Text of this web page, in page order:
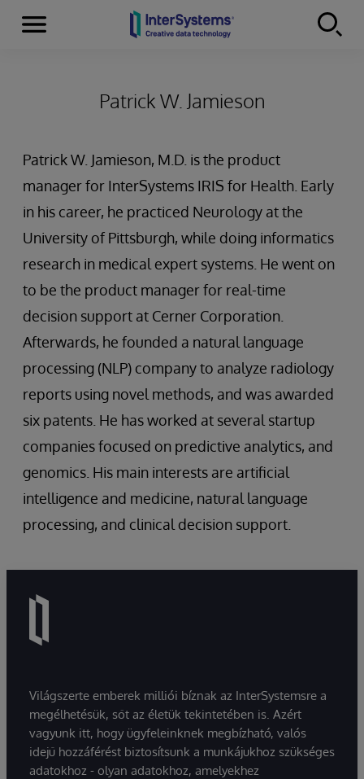
Skip to content
Menu
Patrick W. Jamieson
Patrick W. Jamieson, M.D. is the product
manager for InterSystems IRIS for Health. Early
in his career, he practiced Neurology at the
University of Pittsburgh, while doing informatics
research in medical expert systems. He went on
to be the product manager for real-time
decision support at Cerner Corporation.
Afterwards, he founded a natural language
processing (NLP) company to analyze radiology
reports using novel methods, and was awarded
six patents. He has worked at several startup
companies focused on predictive analytics, and
genomics. His main interests are artificial
intelligence and medicine, natural language
processing, and clinical decision support.
Világszerte emberek milliói bíznak az InterSystemsre a
megélhetésük, sőt az életük tekintetében is. Azért
vagyunk itt, hogy ügyfeleinknek megbízható, valós
idejű hozzáférést biztosítsunk a munkájukhoz szükséges
adatokhoz - olyan adatokhoz, amelyekhez